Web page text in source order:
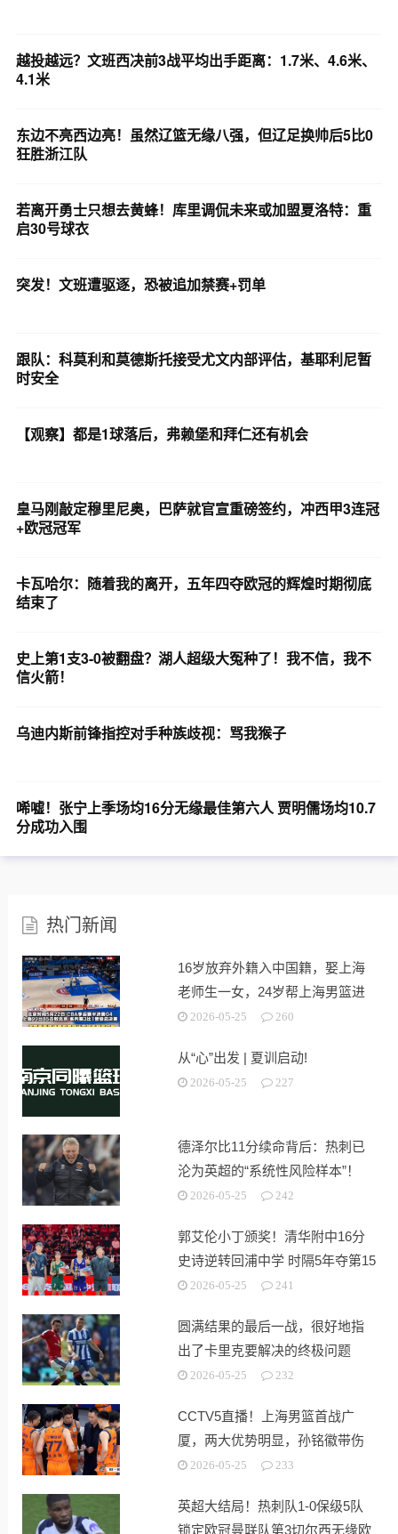
越投越远？文班西决前3战平均出手距离：1.7米、4.6米、
4.1米
东边不亮西边亮！虽然辽篮无缘八强，但辽足换帅后5比0
狂胜浙江队
若离开勇士只想去黄蜂！库里调侃未来或加盟夏洛特：重
启30号球衣
突发！文班遭驱逐，恐被追加禁赛+罚单
跟队：科莫利和莫德斯托接受尤文内部评估，基耶利尼暂
时安全
【观察】都是1球落后，弗赖堡和拜仁还有机会
皇马刚敲定穆里尼奥，巴萨就官宣重磅签约，冲西甲3连冠
+欧冠冠军
卡瓦哈尔：随着我的离开，五年四夺欧冠的辉煌时期彻底
结束了
史上第1支3-0被翻盘？湖人超级大冤种了！我不信，我不
信火箭！
乌迪内斯前锋指控对手种族歧视：骂我猴子
唏嘘！张宁上季场均16分无缘最佳第六人 贾明儒场均10.7
分成功入围
热门新闻
16岁放弃外籍入中国籍，娶上海
老师生一女，24岁帮上海男篮进
决赛
2026-05-25 260
从“心”出发 | 夏训启动!
2026-05-25 227
德泽尔比11分续命背后：热刺已
沦为英超的“系统性风险样本”！
2026-05-25 242
郭艾伦小丁颁奖！清华附中16分
史诗逆转回浦中学 时隔5年夺第15
冠2026-05-25 241
圆满结果的最后一战，很好地指
出了卡里克要解决的终极问题
2026-05-25 232
CCTV5直播！上海男篮首战广
厦，两大优势明显，孙铭徽带伤
出战！
2026-05-25 233
英超大结局！热刺队1-0保级5队
锁定欧冠曼联队第3切尔西无缘欧